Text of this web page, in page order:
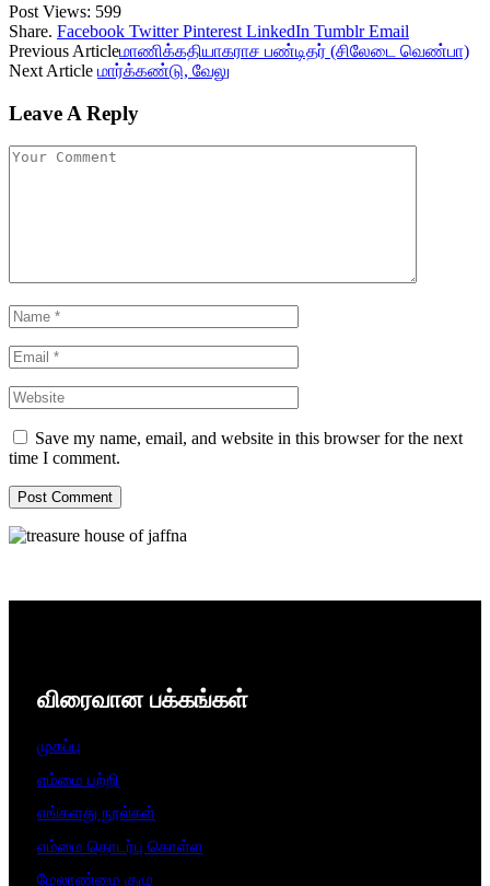
Post Views: 599
Share. Facebook Twitter Pinterest LinkedIn Tumblr Email
Previous Articleமாணிக்கதியாகராச பண்டிதர் (சிலேடை வெண்பா)
Next Article மார்க்கண்டு, வேலு
Leave A Reply
Save my name, email, and website in this browser for the next
time I comment.
விரைவான பக்கங்கள்
முகப்பு
எம்மை பற்றி
எங்களது நூல்கள்
எம்மை தொடர்பு கொள்ள
மேலாண்மை குழு